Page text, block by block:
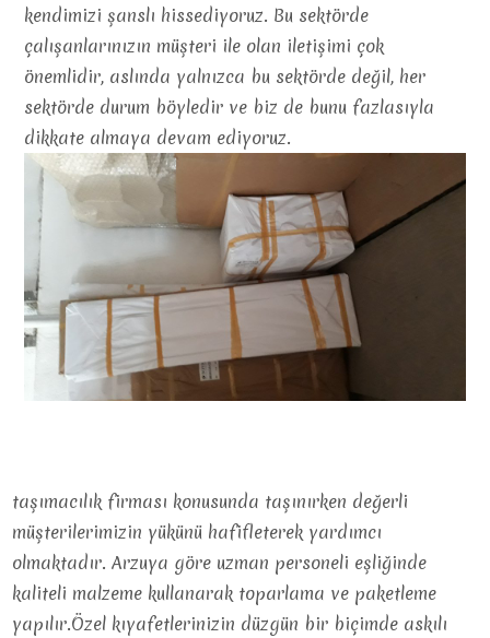
kendimizi şanslı hissediyoruz. Bu sektörde
çalışanlarınızın müşteri ile olan iletişimi çok
önemlidir, aslında yalnızca bu sektörde değil, her
sektörde durum böyledir ve biz de bunu fazlasıyla
dikkate almaya devam ediyoruz.
taşımacılık firması konusunda taşınırken değerli
müşterilerimizin yükünü hafifleterek yardımcı
olmaktadır. Arzuya göre uzman personeli eşliğinde
kaliteli malzeme kullanarak toparlama ve paketleme
yapılır.Özel kıyafetlerinizin düzgün bir biçimde askılı